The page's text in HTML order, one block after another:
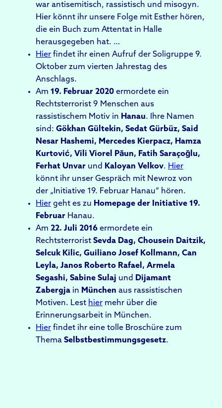
war antisemitisch, rassistisch und misogyn.
Hier könnt ihr unsere Folge mit Esther hören,
die ein Buch zum Attentat in Halle
herausgegeben hat. …
Hier findet ihr einen Aufruf der Soligruppe 9.
Oktober zum vierten Jahrestag des
Anschlags.
Am 19. Februar 2020 ermordete ein
Rechtsterrorist 9 Menschen aus
rassistischem Motiv in Hanau. Ihre Namen
sind: Gökhan Gültekin, Sedat Gürbüz, Said
Nesar Hashemi, Mercedes Kierpacz, Hamza
Kurtović, Vili Viorel Păun, Fatih Saraçoğlu,
Ferhat Unvar und Kaloyan Velkov. Hier
könnt ihr unser Gespräch mit Newroz von
der „Initiative 19. Februar Hanau“ hören.
Hier geht es zu Homepage der Initiative 19.
Februar Hanau.
Am 22. Juli 2016 ermordete ein
Rechtsterrorist Sevda Dag, Chousein Daitzik,
Selcuk Kilic, Guiliano Josef Kollmann, Can
Leyla, Janos Roberto Rafael, Armela
Segashi, Sabine Sulaj und
Dijamant
Zabergja in München aus rassistischen
Motiven. Lest hier mehr über die
Erinnerungsarbeit in München.
Hier findet ihr eine tolle Broschüre zum
Thema Selbstbestimmungsgesetz.